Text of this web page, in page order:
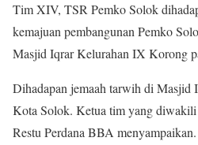
Tim XIV, TSR Pemko Solok
kemajuan pembangunan Pemko
Masjid Iqrar Kelurahan IX Korong
Dihadapan jemaah tarwih di
Kota Solok. Ketua tim yang
Restu Perdana BBA